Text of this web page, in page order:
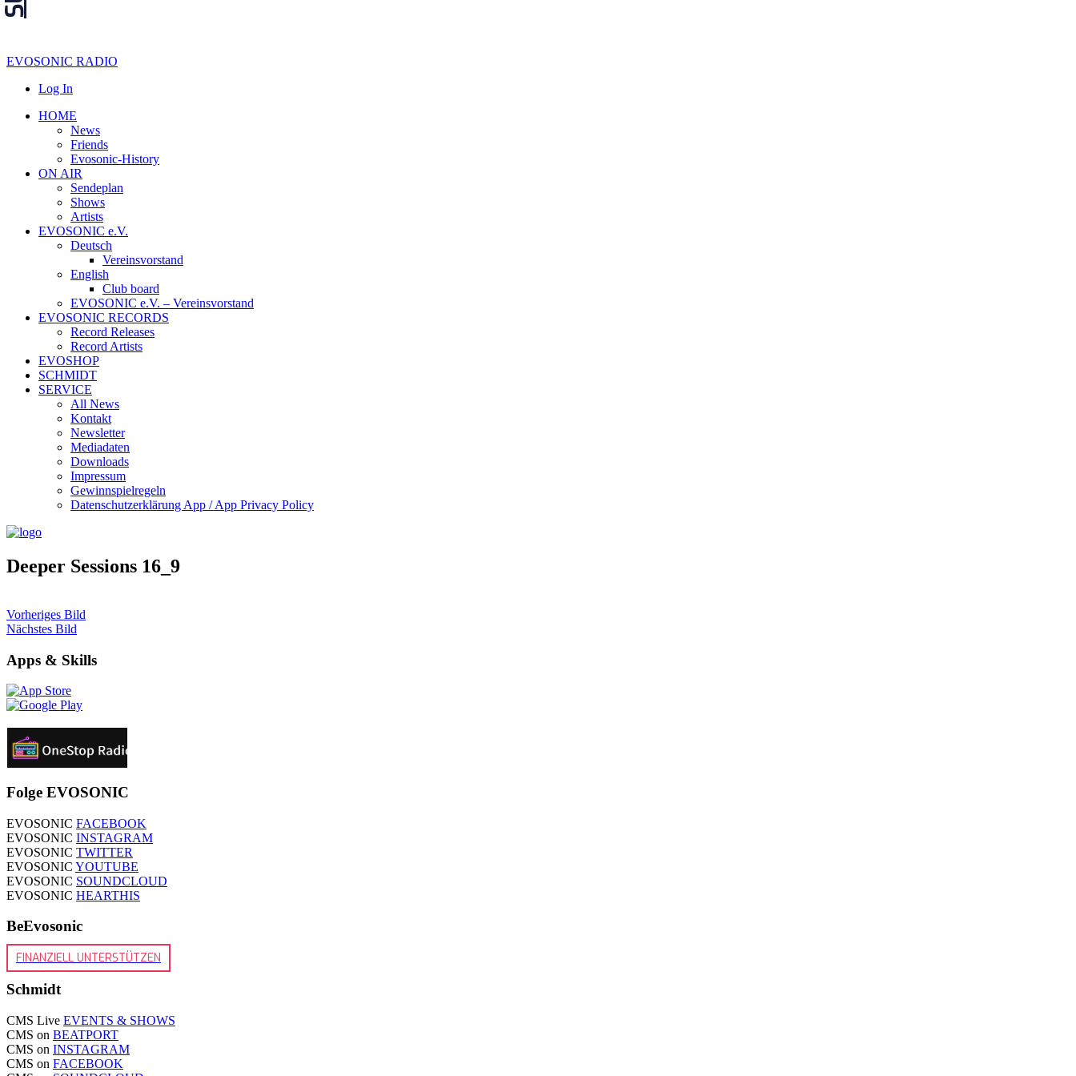
EVOSONIC RADIO
Log In
HOME
News
Friends
Evosonic-History
ON AIR
Sendeplan
Shows
Artists
EVOSONIC e.V.
Deutsch
Vereinsvorstand
English
Club board
EVOSONIC e.V. ‒ Vereinsvorstand
EVOSONIC RECORDS
Record Releases
Record Artists
EVOSHOP
SCHMIDT
SERVICE
All News
Kontakt
Newsletter
Mediadaten
Downloads
Impressum
Gewinnspielregeln
Datenschutzerklärung App / App Privacy Policy
Deeper Sessions 16_9
Vorheriges Bild
Nächstes Bild
Apps & Skills
Folge EVOSONIC
EVOSONIC FACEBOOK
EVOSONIC INSTAGRAM
EVOSONIC TWITTER
EVOSONIC YOUTUBE
EVOSONIC SOUNDCLOUD
EVOSONIC HEARTHIS
BeEvosonic
FINANZIELL UNTERSTÜTZEN
Schmidt
CMS Live EVENTS & SHOWS
CMS on BEATPORT
CMS on INSTAGRAM
CMS on FACEBOOK